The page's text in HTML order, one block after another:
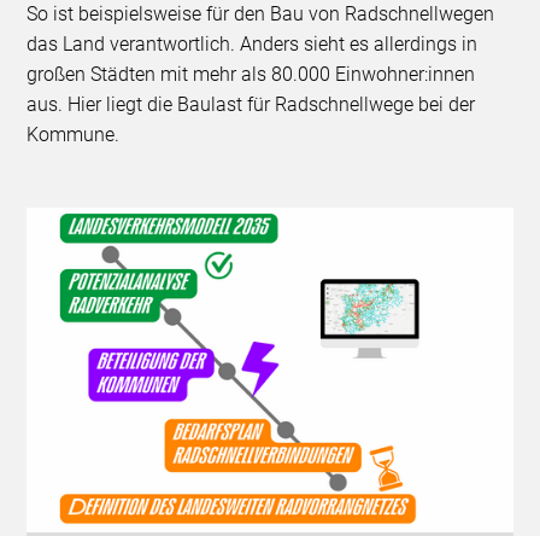
So ist beispielsweise für den Bau von Radschnellwegen
das Land verantwortlich. Anders sieht es allerdings in
großen Städten mit mehr als 80.000 Einwohner:innen
aus. Hier liegt die Baulast für Radschnellwege bei der
Kommune.